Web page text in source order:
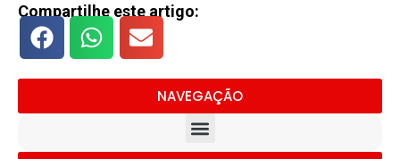
Compartilhe este artigo:
NAVEGAÇÃO